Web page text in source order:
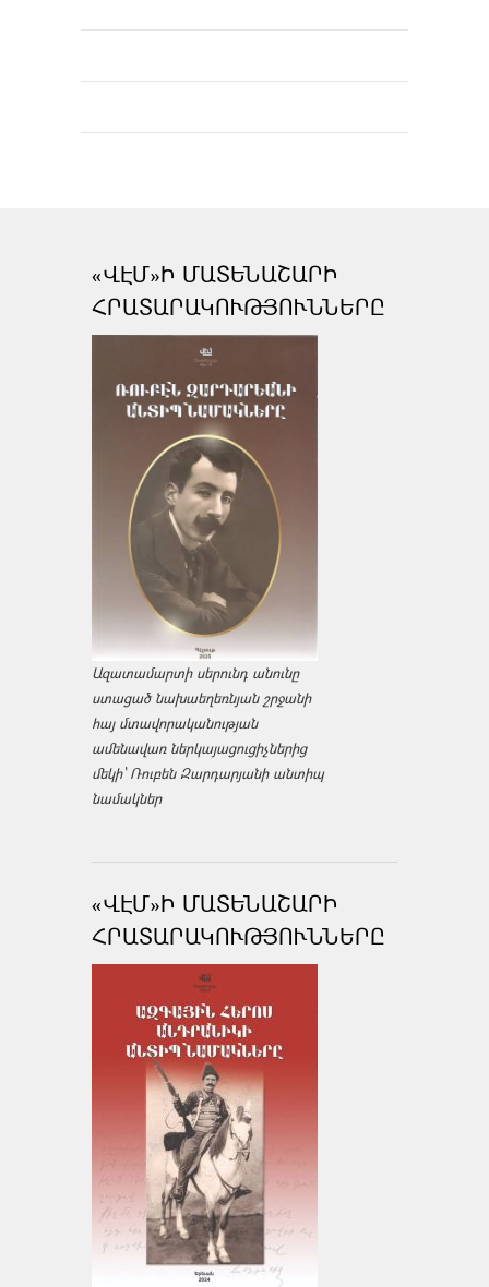
«ՎԷՄ»Ի ՄԱՏԵՆԱՇԱՐԻ
ՀՐԱՏԱՐԱԿՈՒԹՅՈՒՆՆԵՐԸ
Ազատամարտի սերունդ անունը
ստացած նախաեղեռնյան շրջանի
հայ մտավորականության
ամենավառ ներկայացուցիչներից
մեկի՝ Ռուբեն Զարդարյանի անտիպ
նամակներ
«ՎԷՄ»Ի ՄԱՏԵՆԱՇԱՐԻ
ՀՐԱՏԱՐԱԿՈՒԹՅՈՒՆՆԵՐԸ